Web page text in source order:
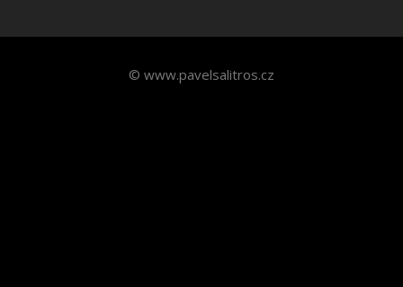
© www.pavelsalitros.cz